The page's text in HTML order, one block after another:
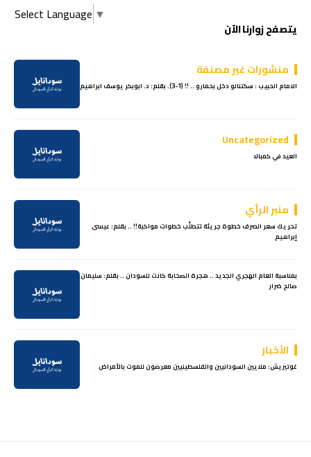
Select Language ▼
يتصفح زوارنا الآن
منشورات غير مصنفة
الامام الحبيب : سكتنالو دخل بحمارو .. !! (1-3). بقلم: د. ابوبكر يوسف ابراهيم
Uncategorized
العيد في كمبالا
منبر الرأي
تحريك سعر الصرف خطوة جريئة تتطلَّب خطوات مواكبة!! .. بقلم: عيسى
إبراهيم
بمناسبة العام الهجري الجديد .. هجرة الصحابة كانت للسودان .. بقلم: سليمان
صالح ضرار
الأخبار
غوتيريش: ملايين السودانيين والفلسطينيين معرضون للموت بالأمراض